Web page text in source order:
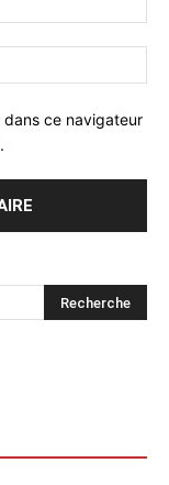
dans ce navigateur